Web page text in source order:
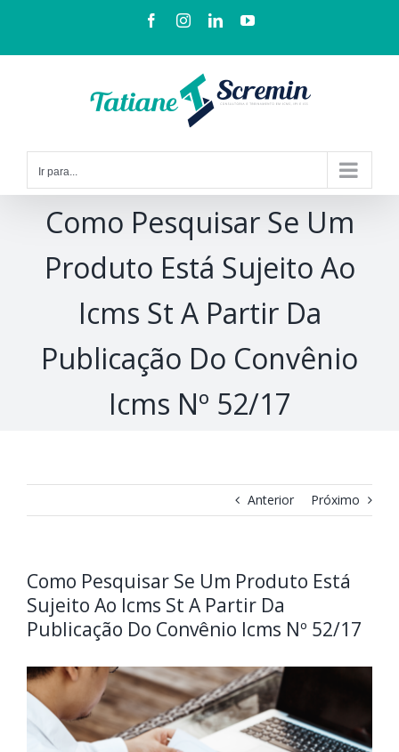
Ir para...
Como Pesquisar Se Um
Produto Está Sujeito Ao
Icms St A Partir Da
Publicação Do Convênio
Icms Nº 52/17
Anterior Próximo
Como Pesquisar Se Um Produto Está
Sujeito Ao Icms St A Partir Da
Publicação Do Convênio Icms Nº 52/17